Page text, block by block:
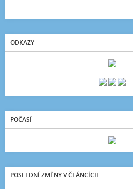
ODKAZY
POČASÍ
POSLEDNÍ ZMĚNY V ČLÁNCÍCH